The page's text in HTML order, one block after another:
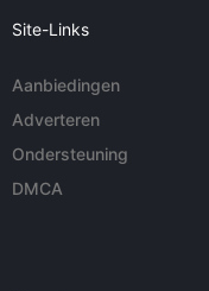
Site-Links
Aanbiedingen
Adverteren
Ondersteuning
DMCA